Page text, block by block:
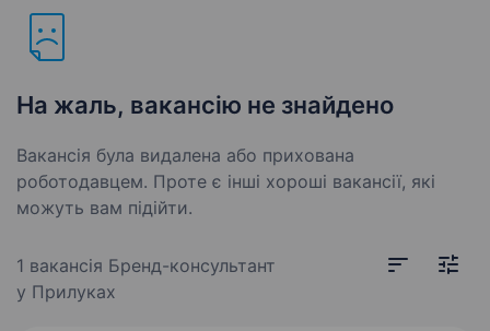
На жаль, вакансію не знайдено
Вакансія була видалена або прихована
роботодавцем. Проте є інші хороші вакансії, які
можуть вам підійти.
1 вакансія Бренд-консультант
у Прилуках